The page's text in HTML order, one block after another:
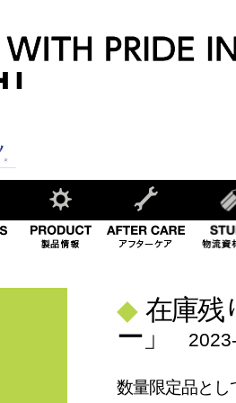
◆ 在庫残
ー」
数量限定品とし